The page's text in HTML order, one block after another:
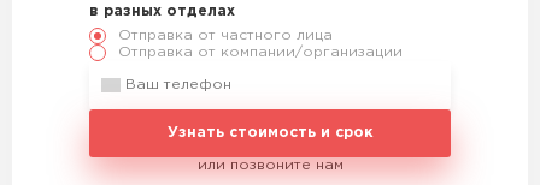
в разных отделах
Отправка от частного лица
Отправка от компании/организации
Узнать стоимость и срок
или позвоните нам